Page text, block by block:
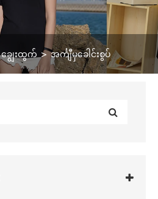
ချွေးထွက် အင်္ကျီမှခေါင်းစွပ်